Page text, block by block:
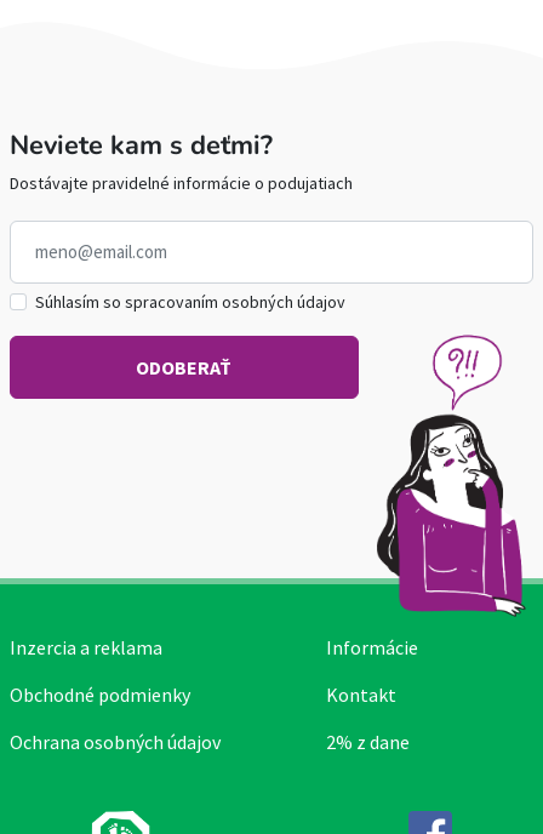
Neviete kam s deťmi?
Dostávajte pravidelné informácie o podujatiach
Súhlasím so spracovaním osobných údajov
Inzercia a reklama
Obchodné podmienky
Ochrana osobných údajov
Informácie
Kontakt
2% z dane